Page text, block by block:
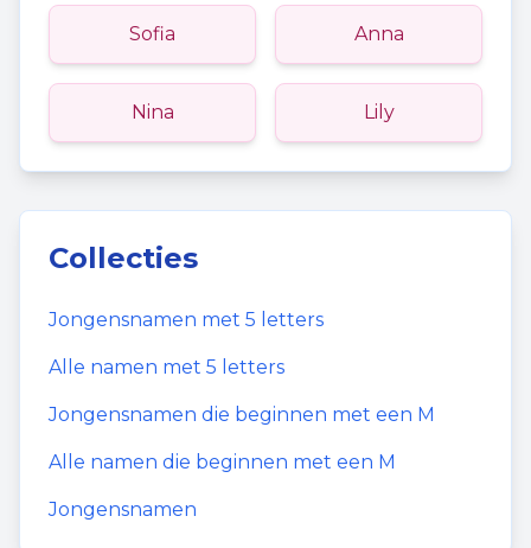
Sofia Anna
Nina Lily
Collecties
Jongensnamen met 5 letters
Alle namen met 5 letters
Jongensnamen die beginnen met een M
Alle namen die beginnen met een M
Jongensnamen